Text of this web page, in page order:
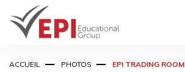
auACCUEIL PHOTOS EPI TRADING ROOM